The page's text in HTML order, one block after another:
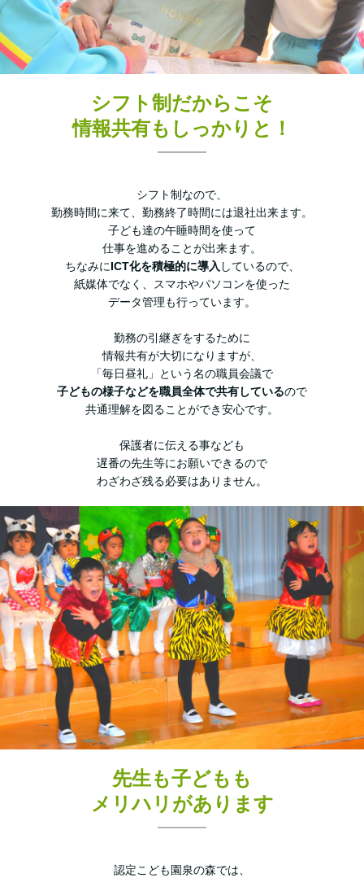
シフト制だからこそ
情報共有もしっかりと！
シフト制なので、
勤務時間に来て、勤務終了時間には退社出来ます。
子ども達の午睡時間を使って
仕事を進めることが出来ます。
ちなみにICT化を積極的に導入 しているので、
紙媒体でなく、スマホやパソコンを使った
データ管理も行っています。
勤務の引継ぎをするために
情報共有が大切になりますが、
「毎日昼礼」という名の職員会議で
子どもの様子などを職員全体で共有しているので
共通理解を図ることができ安心です。
保護者に伝える事なども
遅番の先生等にお願いできるので
わざわざ残る必要はありません。
先生も子どもも
メリハリがあります
認定こども園泉の森では、